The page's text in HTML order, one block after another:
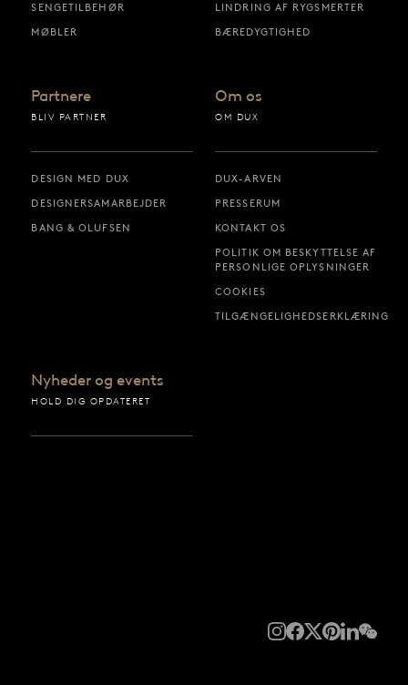
SENGETILBEHØR
MØBLER
LINDRING AF RYGSMERTER
BÆREDYGTIGHED
Partnere
BLIV PARTNER
DESIGN MED DUX
DESIGNERSAMARBEJDER
BANG & OLUFSEN
Om os
OM DUX
DUX-ARVEN
PRESSERUM
KONTAKT OS
POLITIK OM BESKYTTELSE AF
PERSONLIGE OPLYSNINGER
COOKIES
TILGÆNGELIGHEDSERKLÆRING
Nyheder og events
HOLD DIG OPDATERET